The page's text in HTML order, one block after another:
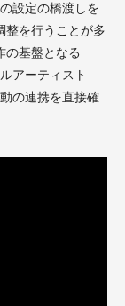
設定の橋渡しを
整を行うことが多
の基盤となる
アーティスト
の連携を直接確